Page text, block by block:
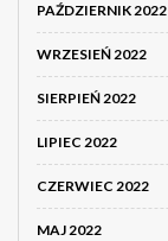
PAŹDZIERNIK 2022
WRZESIEŃ 2022
SIERPIEŃ 2022
LIPIEC 2022
CZERWIEC 2022
MAJ 2022